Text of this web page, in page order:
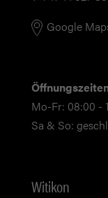
Google
Mo-Fr: 08:00 -
Sa & So:
Witikon